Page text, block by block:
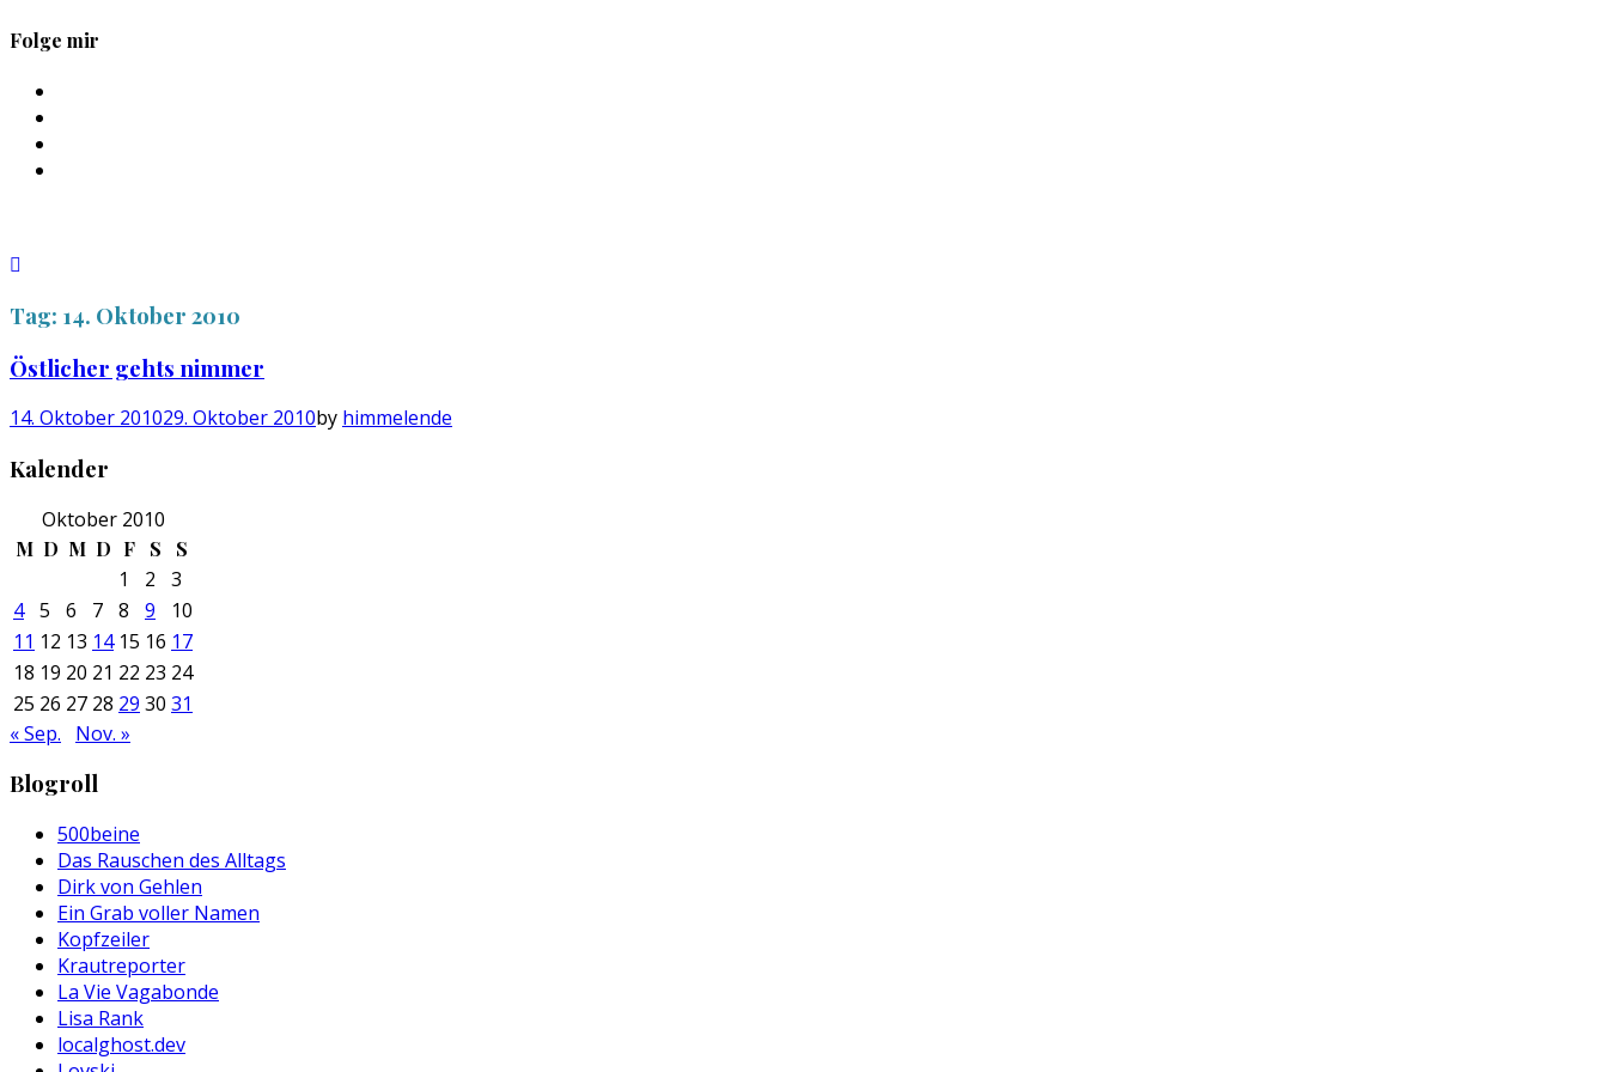
Folge mir
anzeigen
Tag: 14. Oktober 2010
Östlicher gehts nimmer
14. Oktober 201029. Oktober 2010by himmelende
Kalender
Oktober 2010
M D M D F S S
1 2
3
4 5 6 7 8 9
10
11 12 13 14 15 16 17
18 19 20 21 22 23 24
25 26 27 28 29 30 31
« Sep.
Nov. »
Blogroll
500beine
Das Rauschen des Alltags
Dirk von Gehlen
Ein Grab voller Namen
Kopfzeiler
Krautreporter
La Vie Vagabonde
Lisa Rank
localghost.dev